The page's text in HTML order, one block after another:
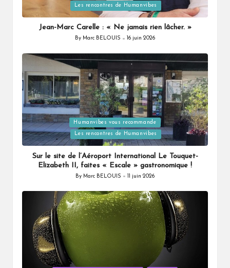
in
Les rencontres de Humanvibes
Jean-Marc Carelle : « Ne jamais rien lâcher. »
Posted
By Marc BELOUIS 16 juin 2026
Posted
in
Humanvibes vous recommande
Les rencontres de Humanvibes
Sur le site de l’Aéroport International Le Touquet-
Elizabeth II, faites « Escale » gastronomique !
Posted
By Marc BELOUIS 11 juin 2026